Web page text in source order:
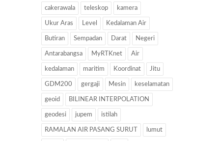
cakerawala teleskop kamera
Ukur Aras Level Kedalaman Air
Butiran Sempadan Darat Negeri
Antarabangsa MyRTKnet Air
kedalaman maritim Koordinat Jitu
GDM200 gergaji Mesin keselamatan
geoid BILINEAR INTERPOLATION
geodesi jupem istilah
RAMALAN AIR PASANG SURUT lumut